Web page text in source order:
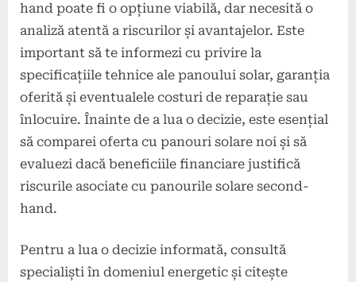
hand poate fi o opțiune viabilă, dar necesită o
analiză atentă a riscurilor și avantajelor. Este
important să te informezi cu privire la
specificațiile tehnice ale panoului solar, garanția
oferită și eventualele costuri de reparație sau
înlocuire. Înainte de a lua o decizie, este esențial
să comparei oferta cu panouri solare noi și să
evaluezi dacă beneficiile financiare justifică
riscurile asociate cu panourile solare second-
hand.
Pentru a lua o decizie informată, consultă
specialiști în domeniul energetic și citește